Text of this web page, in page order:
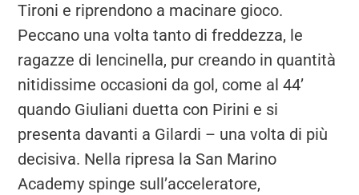
Tironi e riprendono a macinare gioco.
Peccano una volta tanto di freddezza, le
ragazze di Iencinella, pur creando in quantità
nitidissime occasioni da gol, come al 44’
quando Giuliani duetta con Pirini e si
presenta davanti a Gilardi – una volta di più
decisiva. Nella ripresa la San Marino
Academy spinge sull’acceleratore,